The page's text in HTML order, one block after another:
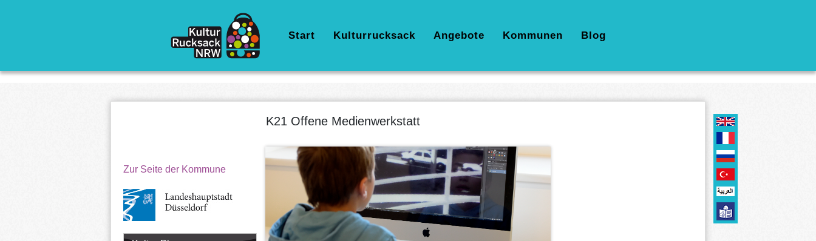
Hauptnavigation
Start Kulturrucksack Angebote Kommunen Blog
Zur Seite der Kommune
K21 Offene Medienwerkstatt